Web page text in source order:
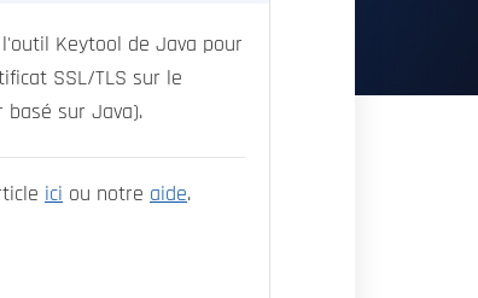
Keytool de Java pour
SSL/TLS sur le
basé sur Java).
ici ou notre aide.